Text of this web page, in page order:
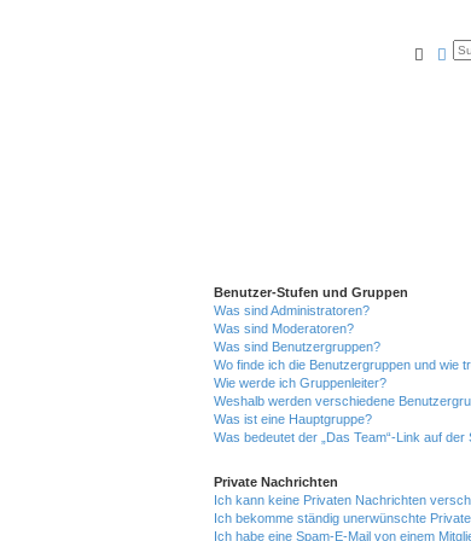
Suche
Benutzer-Stufen und Gruppen
Was sind Administratoren?
Was sind Moderatoren?
Was sind Benutzergruppen?
Wo finde ich die Benutzergruppen und wie
Wie werde ich Gruppenleiter?
Weshalb werden verschiedene
Was ist eine Hauptgruppe?
Was bedeutet der „Das Team“-Link auf der
Private Nachrichten
Ich kann keine Privaten Nachrichten
Ich bekomme ständig unerwünschte
Ich habe eine Spam-E-Mail von einem